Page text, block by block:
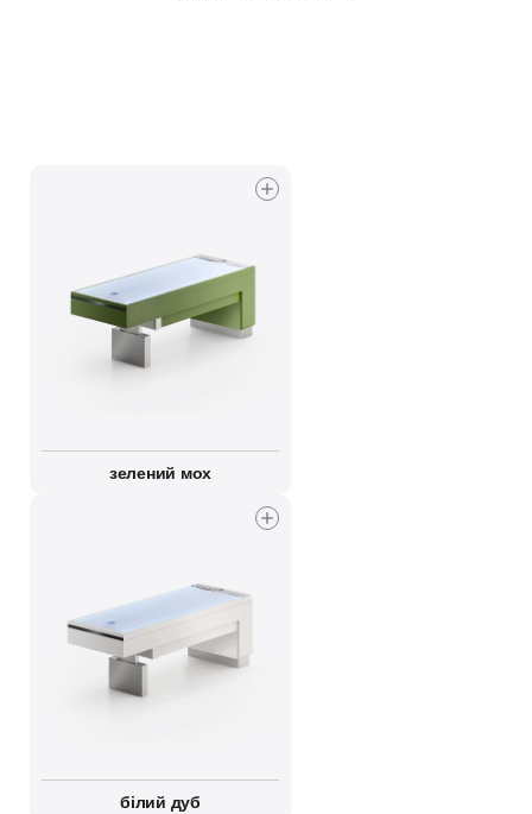
зелений мох
білий дуб